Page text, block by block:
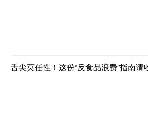
舌尖莫任性！这份“反食品浪费”指南请